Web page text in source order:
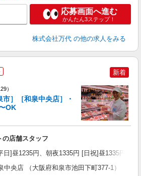
応募画面へ進む
かんたん3ステップ！
株式会社万代 の他の求人をみる
新着
）
市］［和泉中央店］・
OK
の店舗スタッフ
日]昼1235円、朝夜1335円 [日祝]昼1335円、
央店 （大阪府和泉市池田下町377-1）